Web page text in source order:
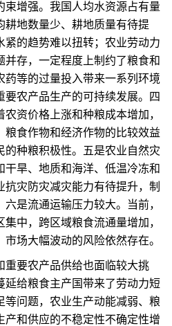
束增强。我国人均水资源占有量
耕地数量少、耕地质量有待提
紧的趋势难以扭转；农业劳动力
存，一定程度上制约了粮食和
药等的过量投入带来一系列环境
农产品生产的可持续发展。四
资价格上涨和种粮成本增加，
粮食作物和经济作物的比较效益
的种粮积极性。五是农业自然灾
干旱、地质和海洋、低温冷冻和
灾防灾减灾能力有待提升，制
是流通运输压力较大。当前，
中，跨区域粮食流通量增加，
场大幅波动的风险依然存在。
要农产品供给也面临较大挑
延给粮食主产国带来了劳动力短
等问题，农业生产动能减弱、粮
产和供应的不稳定性不确定性增